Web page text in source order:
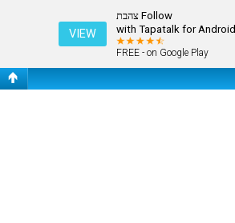
Follow צהבת
with Tapatalk for Android
FREE - on Google Play
VIEW